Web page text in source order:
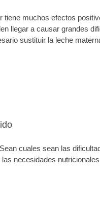
muchos efectos
llegar a causar grandes
sustituir la leche
cuales sean las
necesidades